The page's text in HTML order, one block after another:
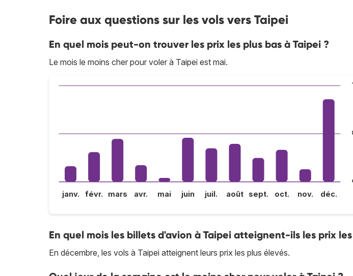
Foire aux questions sur les vols vers Taipei
En quel mois peut-on trouver les prix les plus bas à Taipei ?
Le mois le moins cher pour voler à Taipei est mai.
janv. févr. mars avr. mai juin juil. août sept. oct. nov. déc.
En quel mois les billets d'avion à Taipei atteignent-ils les prix
En décembre, les vols à Taipei atteignent leurs prix les plus élevés.